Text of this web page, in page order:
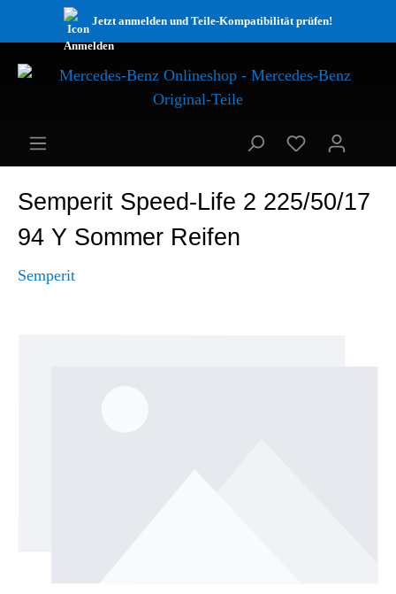
Jetzt anmelden und Teile-Kompatibilität prüfen!
Semperit Speed-Life 2 225/50/17
94 Y Sommer Reifen
Semperit